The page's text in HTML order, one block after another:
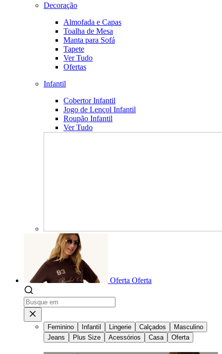
Decoração
Almofada e Capas
Toalha de Mesa
Manta para Sofá
Tapete
Ver Tudo
Ofertas
Infantil
Cobertor Infantil
Jogo de Lençol Infantil
Roupão Infantil
Ver Tudo
Oferta Oferta
Feminino Infantil Lingerie Calçados
Masculino
Jeans
Plus Size Acessórios Casa Oferta